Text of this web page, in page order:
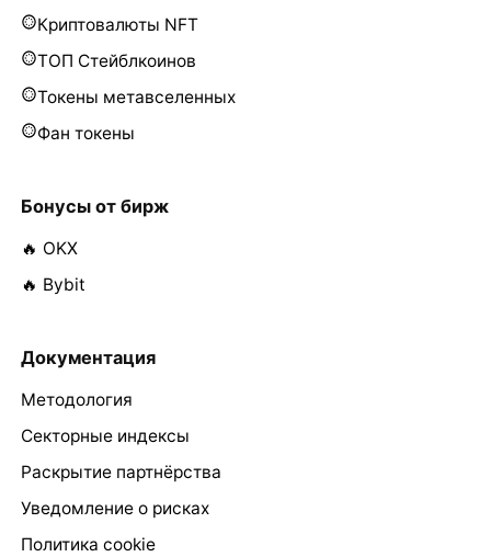
Криптовалюты NFT
ТОП Стейблкоинов
Токены метавселенных
Фан токены
Бонусы от бирж
🔥 OKX
🔥 Bybit
Документация
Методология
Секторные индексы
Раскрытие партнёрства
Уведомление о рисках
Политика cookie